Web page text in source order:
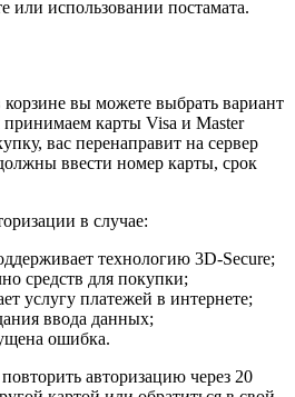
или использовании постамата.
вы можете выбрать вариант
карты Visa и Master
вас перенаправит на сервер
ввести номер карты, срок
в случае:
технологию 3D-Secure;
средств для покупки;
услугу платежей в интернете;
ввода данных;
ошибка.
авторизацию через 20